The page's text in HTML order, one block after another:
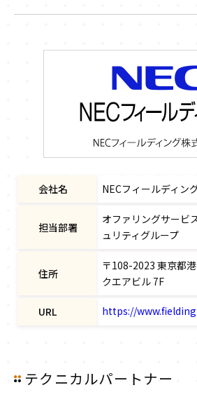
会社名 NECフィールディン
担当部署
オファリングサービ
ュリティグループ
住所
〒108-2023 東京都
クエアビル 7F
URL https://
テクニカルパートナー